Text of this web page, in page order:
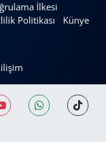
İlkesi
Politikası
Künye